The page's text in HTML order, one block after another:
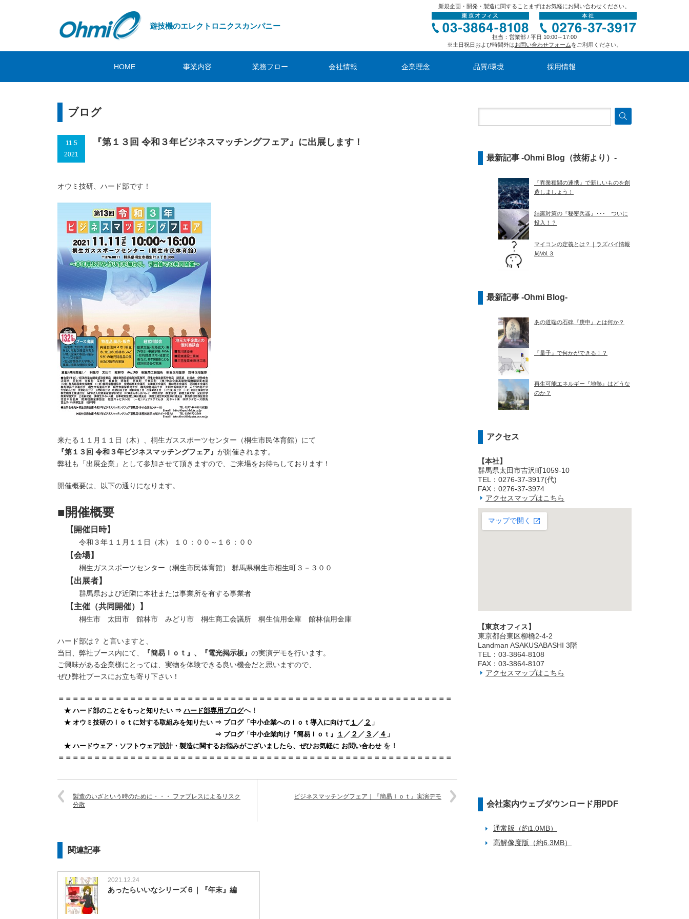
遊技機のエレクトロニクスカンパニー
新規企画・開発・製造に関することまずはお気軽にお問い合わせください。
担当：営業部 / 平日 10:00～17:00
※土日祝日および時間外はお問い合わせフォームをご利用ください。
HOME 事業内容 業務フロー 会社情報 企業理念 品質/環境 採用情報
ブログ
11.5
2021
『第１３回 令和３年ビジネスマッチングフェア』に出展します！
オウミ技研、ハード部です！
来たる１１月１１日（木）、桐生ガススポーツセンター（桐生市民体育館）にて
『第１３回 令和３年ビジネスマッチングフェア』 が開催されます。
弊社も「出展企業」として参加させて頂きますので、ご来場をお待ちしております！
開催概要は、以下の通りになります。
■開催概要
【開催日時】
令和３年１１月１１日（木） １０：００～１６：００
【会場】
桐生ガススポーツセンター（桐生市民体育館） 群馬県桐生市相生町３－３００
【出展者】
群馬県および近隣に本社または事業所を有する事業者
【主催（共同開催）】
桐生市 太田市 館林市 みどり市 桐生商工会議所 桐生信用金庫 館林信用金庫
ハード部は？ と言いますと、
当日、弊社ブース内にて、
『簡易Ｉｏｔ』、『電光掲示板』 の実演デモを行います。
ご興味がある企業様にとっては、実物を体験できる良い機会だと思いますので、
ぜひ弊社ブースにお立ち寄り下さい！
＝＝＝＝＝＝＝＝＝＝＝＝＝＝＝＝＝＝＝＝＝＝＝＝＝＝＝＝＝＝＝＝＝＝＝＝＝＝＝＝＝＝＝＝＝＝＝＝＝＝＝＝＝＝＝
★ ハード部のことをもっと知りたい ⇒ ハード部専用ブログへ！
★ オウミ技研のＩｏｔに対する取組みを知りたい ⇒ ブログ「中小企業へのＩｏｔ導入に向けて １ ／ ２ 」
⇒ ブログ「中小企業向け『簡易Ｉｏｔ』 １ ／ ２ ／ ３ ／ ４ 」
★ ハードウェア・ソフトウェア設計・製造に関するお悩みがございましたら、ぜひお気軽に お問い合わせ を！
＝＝＝＝＝＝＝＝＝＝＝＝＝＝＝＝＝＝＝＝＝＝＝＝＝＝＝＝＝＝＝＝＝＝＝＝＝＝＝＝＝＝＝＝＝＝＝＝＝＝＝＝＝＝＝
製造のいざという時のために・・・ ファブレスによるリスク
分散
ビジネスマッチングフェア｜『簡易Ｉｏｔ』実演デモ
関連記事
2021.12.24
あったらいいなシリーズ６｜『年末』編
最新記事 -Ohmi Blog（技術より）-
『異業種間の連携』で新しいものを創
造しましょう！
結露対策の『秘密兵器』･･･ ついに
投入！？
マイコンの定義とは？｜ラズパイ情報
局Vol.３
最新記事 -Ohmi Blog-
あの道端の石碑『庚申』とは何か？
『量子』で何かができる！？
再生可能エネルギー『地熱』はどうな
のか？
アクセス
【本社】
群馬県太田市吉沢町1059-10
TEL：0276-37-3917(代)
FAX：0276-37-3974
アクセスマップはこちら
【東京オフィス】
東京都台東区柳橋2‐4‐2
Landman ASAKUSABASHI 3階
TEL：03‐3864‐8108
FAX：03‐3864‐8107
アクセスマップはこちら
会社案内ウェブダウンロード用PDF
通常版（約1.0MB）
高解像度版（約6.3MB）